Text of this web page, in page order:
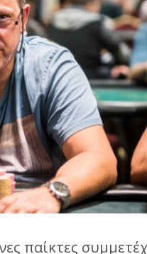
παίκτες